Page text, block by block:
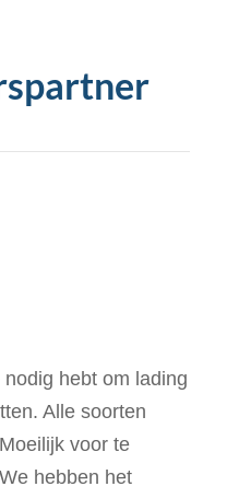
hebt om lading
Alle soorten
voor te
hebben het